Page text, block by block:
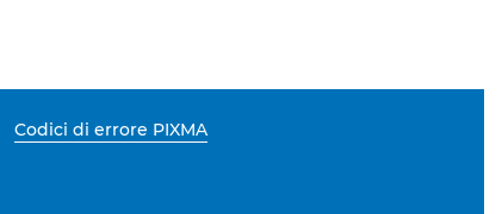
Codici di errore PIXMA